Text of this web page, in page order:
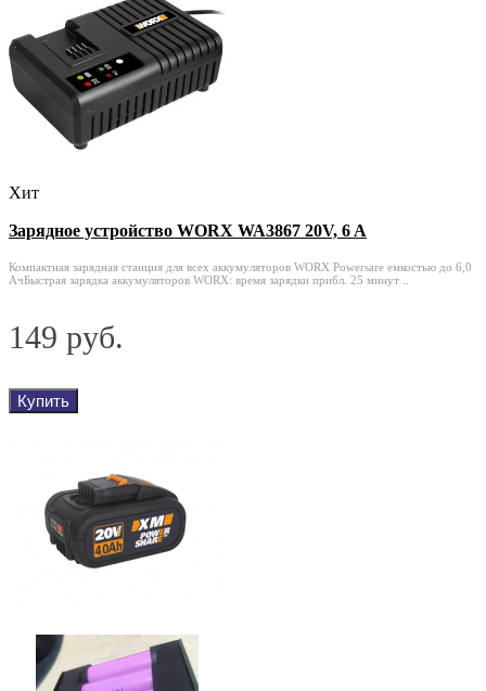
Хит
Зарядное устройство WORX WA3867 20V, 6 A
Компактная зарядная станция для всех аккумуляторов WORX Powersare емкостью до 6,0
АчБыстрая зарядка аккумуляторов WORX: время зарядки прибл. 25 минут ..
149 руб.
Купить